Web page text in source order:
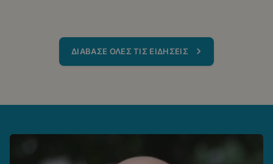
ΔΙΑΒΑΣΕ ΟΛΕΣ ΤΙΣ ΕΙΔΗΣΕΙΣ